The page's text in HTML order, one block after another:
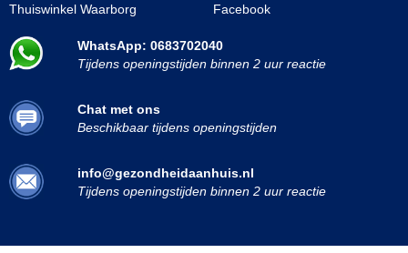
Thuiswinkel Waarborg
Facebook
WhatsApp: 0683702040
Tijdens openingstijden binnen 2 uur reactie
Chat met ons
Beschikbaar tijdens openingstijden
info@gezondheidaanhuis.nl
Tijdens openingstijden binnen 2 uur reactie